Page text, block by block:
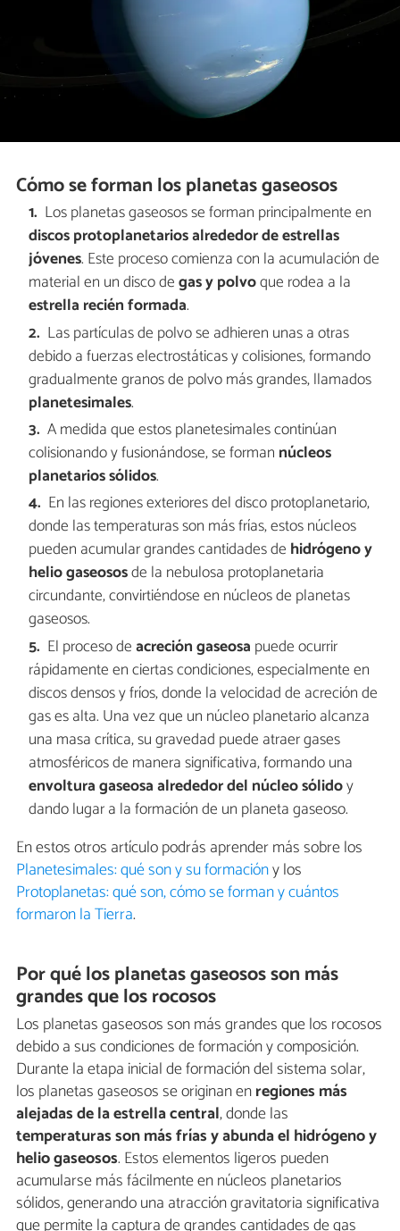
Cómo se forman los planetas gaseosos
Los planetas gaseosos se forman principalmente en
discos protoplanetarios alrededor de estrellas
jóvenes. Este proceso comienza con la acumulación de
material en un disco degas y polvoque rodea a la
estrella recién formada.
Las partículas de polvo se adhieren unas a otras
debido a fuerzas electrostáticas y colisiones, formando
gradualmente granos de polvo más grandes, llamados
planetesimales.
A medida que estos planetesimales continúan
colisionando y fusionándose, se forman núcleos
planetarios sólidos.
En las regiones exteriores del disco protoplanetario,
donde las temperaturas son más frías, estos núcleos
pueden acumular grandes cantidades de hidrógeno y
helio gaseososde la nebulosa protoplanetaria
circundante, convirtiéndose en núcleos de planetas
gaseosos.
El proceso deacreción gaseosa puede ocurrir
rápidamente en ciertas condiciones, especialmente en
discos densos y fríos, donde la velocidad de acreción de
gas es alta. Una vez que un núcleo planetario alcanza
una masa crítica, su gravedad puede atraer gases
atmosféricos de manera significativa, formando una
envoltura gaseosa alrededor del núcleo sólidoy
dando lugar a la formación de un planeta gaseoso.
En estos otros artículo podrás aprender más sobre los
Planetesimales: qué son y su formacióny los
Protoplanetas: qué son, cómo se forman y cuántos
formaron la Tierra.
Por qué los planetas gaseosos son más
grandes que los rocosos
Los planetas gaseosos son más grandes que los rocosos
debido a sus condiciones de formación y composición.
Durante la etapa inicial de formación del sistema solar,
los planetas gaseosos se originan enregiones más
alejadas de la estrella central, donde las
temperaturas son más frías y abunda el hidrógeno y
helio gaseosos. Estos elementos ligeros pueden
acumularse más fácilmente en núcleos planetarios
sólidos, generando una atracción gravitatoria significativa
que permite la captura de grandes cantidades de gas